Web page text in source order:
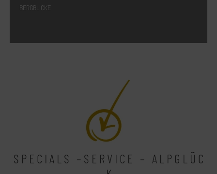
BERGBLICKE
S P E C I A L S – S E R V I C E – A L P G L Ü C